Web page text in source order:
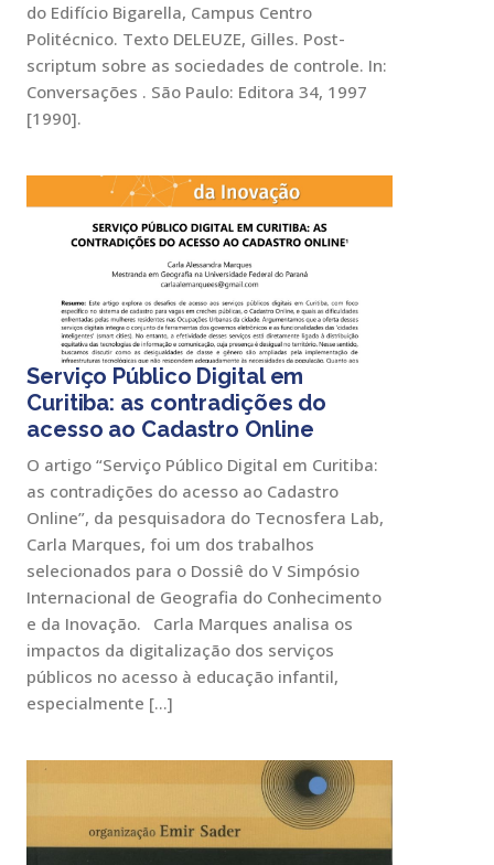
do Edifício Bigarella, Campus Centro
Politécnico. Texto DELEUZE, Gilles. Post-
scriptum sobre as sociedades de controle. In:
Conversações . São Paulo: Editora 34, 1997
[1990].
Serviço Público Digital em
Curitiba: as contradições do
acesso ao Cadastro Online
O artigo “Serviço Público Digital em Curitiba:
as contradições do acesso ao Cadastro
Online”, da pesquisadora do Tecnosfera Lab,
Carla Marques, foi um dos trabalhos
selecionados para o Dossiê do V Simpósio
Internacional de Geografia do Conhecimento
e da Inovação.⠀Carla Marques analisa os
impactos da digitalização dos serviços
públicos no acesso à educação infantil,
especialmente […]